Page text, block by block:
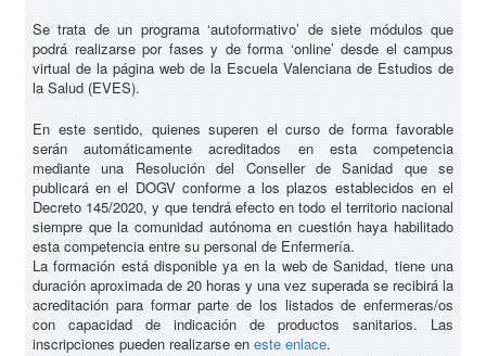
Se trata de un programa ‘autoformativo’ de siete módulos que
podrá realizarse por fases y de forma ‘online’ desde el campus
virtual de la página web de la Escuela Valenciana de Estudios de
la Salud (EVES).
En este sentido, quienes superen el curso de forma favorable
serán automáticamente acreditados en esta competencia
mediante una Resolución del Conseller de Sanidad que se
publicará en el DOGV conforme a los plazos establecidos en el
Decreto 145/2020, y que tendrá efecto en todo el territorio nacional
siempre que la comunidad autónoma en cuestión haya habilitado
esta competencia entre su personal de Enfermería.
La formación está disponible ya en la web de Sanidad, tiene una
duración aproximada de 20 horas y una vez superada se recibirá la
acreditación para formar parte de los listados de enfermeras/os
con capacidad de indicación de productos sanitarios. Las
inscripciones pueden realizarse en este enlace.